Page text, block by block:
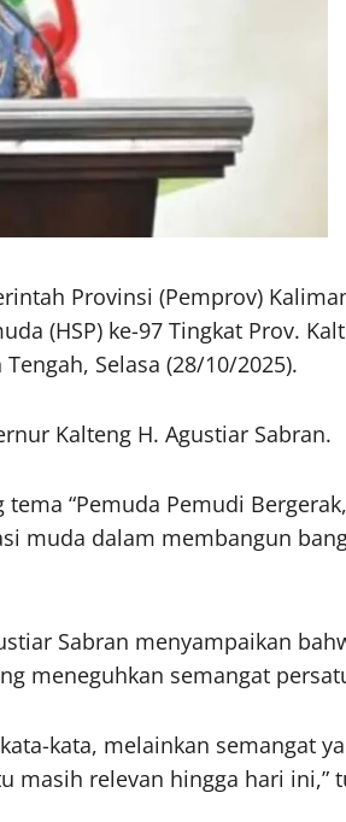
Provinsi (Pemprov)
(HSP) ke-97 Tingkat Prov.
Selasa (28/10/2025).
Kalteng H. Agustiar Sabran.
“Pemuda Pemudi
muda dalam membangun
Sabran menyampaikan
meneguhkan semangat
kata, melainkan semangat
masih relevan hingga hari ini,”